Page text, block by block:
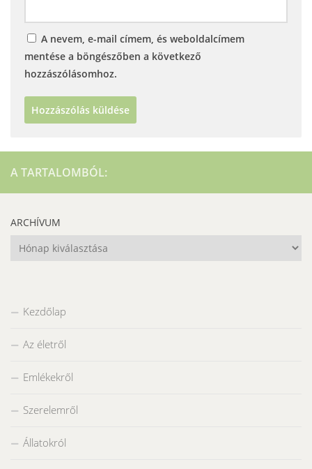
A nevem, e-mail címem, és weboldalcímem
mentése a böngészőben a következő
hozzászólásomhoz.
A TARTALOMBÓL:
ARCHÍVUM
Archívum
Kezdőlap
Az életről
Emlékekről
Szerelemről
Állatokról